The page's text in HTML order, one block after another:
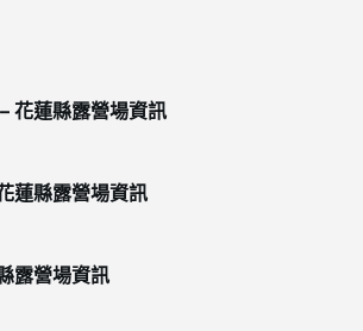
花蓮縣露營場資訊
蓮縣露營場資訊
露營場資訊